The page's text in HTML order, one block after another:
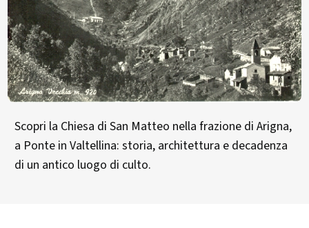
Scopri la Chiesa di San Matteo nella frazione di Arigna,
a Ponte in Valtellina: storia, architettura e decadenza
di un antico luogo di culto.